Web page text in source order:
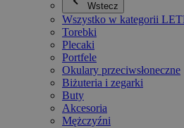
Wstecz
Wszystko w kategorii
Torebki
Plecaki
Portfele
Okulary przeciwsłoneczne
Biżuteria i zegarki
Buty
Akcesoria
Mężczyźni